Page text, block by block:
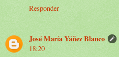
Responder
José María Yáñez Blanco
18:20